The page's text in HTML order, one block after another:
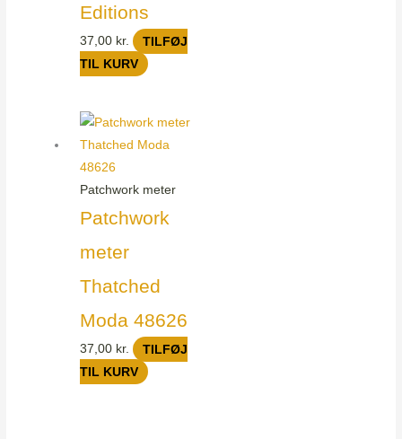
Editions
37,00 kr.
TILFØJ
TIL KURV
Patchwork meter
Patchwork
meter
Thatched
Moda 48626
37,00 kr.
TILFØJ
TIL KURV